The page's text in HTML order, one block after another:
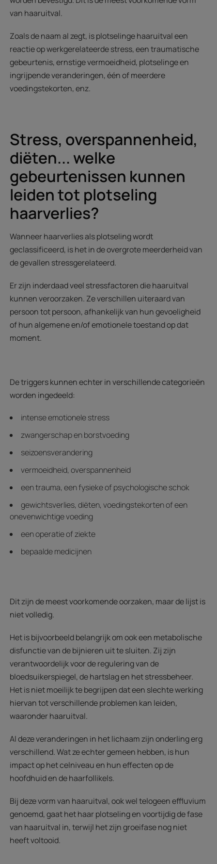
van haaruitval.
Zoals de naam al zegt, is plotselinge haaruitval een
reactie op werkgerelateerde stress, een traumatische
gebeurtenis, ernstige vermoeidheid, plotselinge en
ingrijpende veranderingen, één of meerdere
voedingstekorten, enz.
Stress, overspannenheid,
diëten... welke
gebeurtenissen kunnen
leiden tot plotseling
haarverlies?
Wanneer haarverlies als plotseling wordt
geclassificeerd, is het in de overgrote meerderheid van
de gevallen stressgerelateerd.
Er zijn inderdaad veel stressfactoren die haaruitval
kunnen veroorzaken. Ze verschillen uiteraard van
persoon tot persoon, afhankelijk van hun gevoeligheid
of hun algemene en/of emotionele toestand op dat
moment.
De triggers kunnen echter in verschillende categorieën
worden ingedeeld:
intense emotionele stress
zwangerschap en borstvoeding
seizoensverandering
vermoeidheid, overspannenheid
een trauma, een fysieke of psychologische schok
gewichtsverlies, diëten, voedingstekorten of een
onevenwichtige voeding
een operatie of ziekte
bepaalde medicijnen
Dit zijn de meest voorkomende oorzaken, maar de lijst is
niet volledig.
Het is bijvoorbeeld belangrijk om ook een metabolische
disfunctie van de bijnieren uit te sluiten. Zij zijn
verantwoordelijk voor de regulering van de
bloedsuikerspiegel, de hartslag en het stressbeheer.
Het is niet moeilijk te begrijpen dat een slechte werking
hiervan tot verschillende problemen kan leiden,
waaronder haaruitval.
Al deze veranderingen in het lichaam zijn onderling erg
verschillend. Wat ze echter gemeen hebben, is hun
impact op het celniveau en hun effecten op de
hoofdhuid en de haarfollikels.
Bij deze vorm van haaruitval, ook wel telogeen effluvium
genoemd, gaat het haar plotseling en voortijdig de fase
van haaruitval in, terwijl het zijn groeifase nog niet
heeft voltooid.